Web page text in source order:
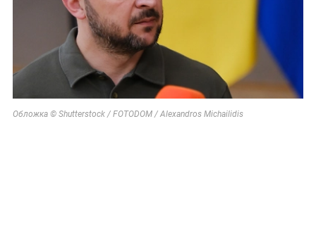
Обложка © Shutterstock / FOTODOM / Alexandros Michailidis